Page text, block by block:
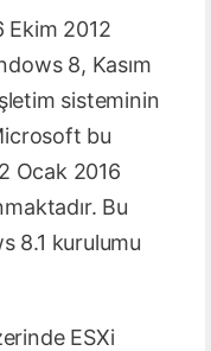
Ekim 2012
8, Kasım
sisteminin
bu
Ocak 2016
Bu
8.1 kurulumu
ESXi